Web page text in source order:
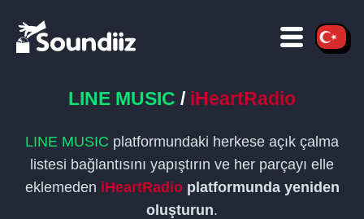
LINE MUSIC / iHeartRadio
LINE MUSIC platformundaki herkese açık çalma
listesi bağlantısını yapıştırın ve her parçayı elle
eklemeden iHeartRadioplatformunda yeniden
oluşturun.